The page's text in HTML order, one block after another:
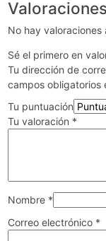
Valoraciones
No hay valoraciones
Sé el primero en
Tu dirección de
campos obligatorios
Tu puntuación
Tu valoración *
Nombre *
Correo electrónico *